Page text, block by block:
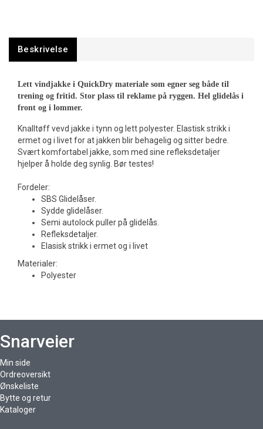
Beskrivelse
Lett vindjakke i QuickDry materiale som egner seg både til
trening og fritid. Stor plass til reklame på ryggen. Hel glidelås i
front og i lommer.
Knalltøff vevd jakke i tynn og lett polyester. Elastisk strikk i
ermet og i livet for at jakken blir behagelig og sitter bedre.
Svært komfortabel jakke, som med sine refleksdetaljer
hjelper å holde deg synlig. Bør testes!
Fordeler:
SBS Glidelåser.
Sydde glidelåser.
Semi autolock puller på glidelås.
Refleksdetaljer.
Elasisk strikk i ermet og i livet
Materialer:
Polyester
Snarveier
Min side
Ordreoversikt
Ønskeliste
Bytte og retur
Kataloger